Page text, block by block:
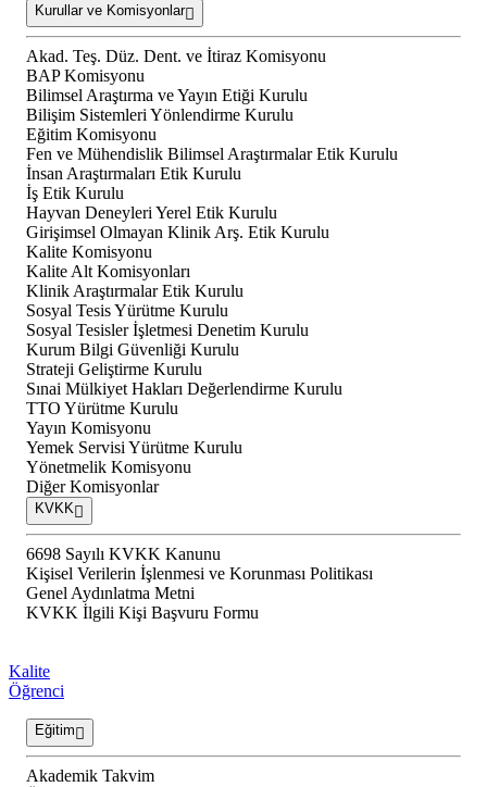
Kurullar ve Komisyonlar
Akad. Teş. Düz. Dent. ve İtiraz Komisyonu
BAP Komisyonu
Bilimsel Araştırma ve Yayın Etiği Kurulu
Bilişim Sistemleri Yönlendirme Kurulu
Eğitim Komisyonu
Fen ve Mühendislik Bilimsel Araştırmalar Etik Kurulu
İnsan Araştırmaları Etik Kurulu
İş Etik Kurulu
Hayvan Deneyleri Yerel Etik Kurulu
Girişimsel Olmayan Klinik Arş. Etik Kurulu
Kalite Komisyonu
Kalite Alt Komisyonları
Klinik Araştırmalar Etik Kurulu
Sosyal Tesis Yürütme Kurulu
Sosyal Tesisler İşletmesi Denetim Kurulu
Kurum Bilgi Güvenliği Kurulu
Strateji Geliştirme Kurulu
Sınai Mülkiyet Hakları Değerlendirme Kurulu
TTO Yürütme Kurulu
Yayın Komisyonu
Yemek Servisi Yürütme Kurulu
Yönetmelik Komisyonu
Diğer Komisyonlar
KVKK
6698 Sayılı KVKK Kanunu
Kişisel Verilerin İşlenmesi ve Korunması Politikası
Genel Aydınlatma Metni
KVKK İlgili Kişi Başvuru Formu
Kalite
Öğrenci
Eğitim
Akademik Takvim